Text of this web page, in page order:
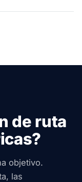
las rutas
sectores en
cotización.
de ruta
objetivo.
las